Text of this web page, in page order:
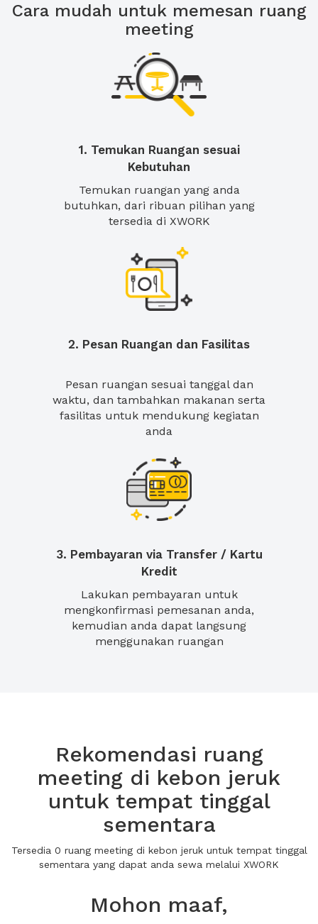
Cara mudah untuk memesan ruang
meeting
1. Temukan Ruangan sesuai
Kebutuhan
Temukan ruangan yang anda
butuhkan, dari ribuan pilihan yang
tersedia di XWORK
2. Pesan Ruangan dan Fasilitas
Pesan ruangan sesuai tanggal dan
waktu, dan tambahkan makanan serta
fasilitas untuk mendukung kegiatan
anda
3. Pembayaran via Transfer / Kartu
Kredit
Lakukan pembayaran untuk
mengkonfirmasi pemesanan anda,
kemudian anda dapat langsung
menggunakan ruangan
Rekomendasi ruang
meeting di kebon jeruk
untuk tempat tinggal
sementara
Tersedia 0 ruang meeting di kebon jeruk untuk tempat tinggal
sementara yang dapat anda sewa melalui XWORK
Mohon maaf,